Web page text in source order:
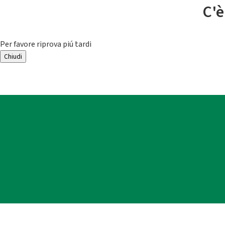
Per favore riprova piú tardi
Chiudi